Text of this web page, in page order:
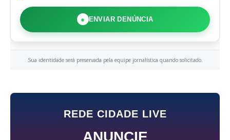
● ENVIAR DENÚNCIA
Sua identidade será preservada pela equipe jornalística quando solicitado.
REDE CIDADE LIVE
ANUNCIE